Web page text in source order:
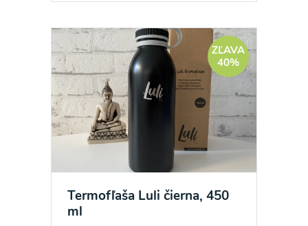
ZĽAVA
40%
Termofľaša Luli čierna, 450
ml